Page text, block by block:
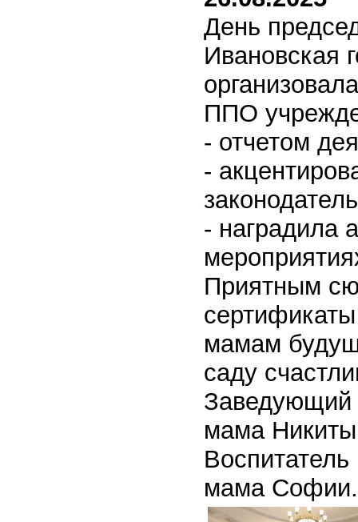
День
Ивановская
ППО
- отчетом
-
- наградила
Приятным
мамам
саду
Заведующий
мама
мама Софии.